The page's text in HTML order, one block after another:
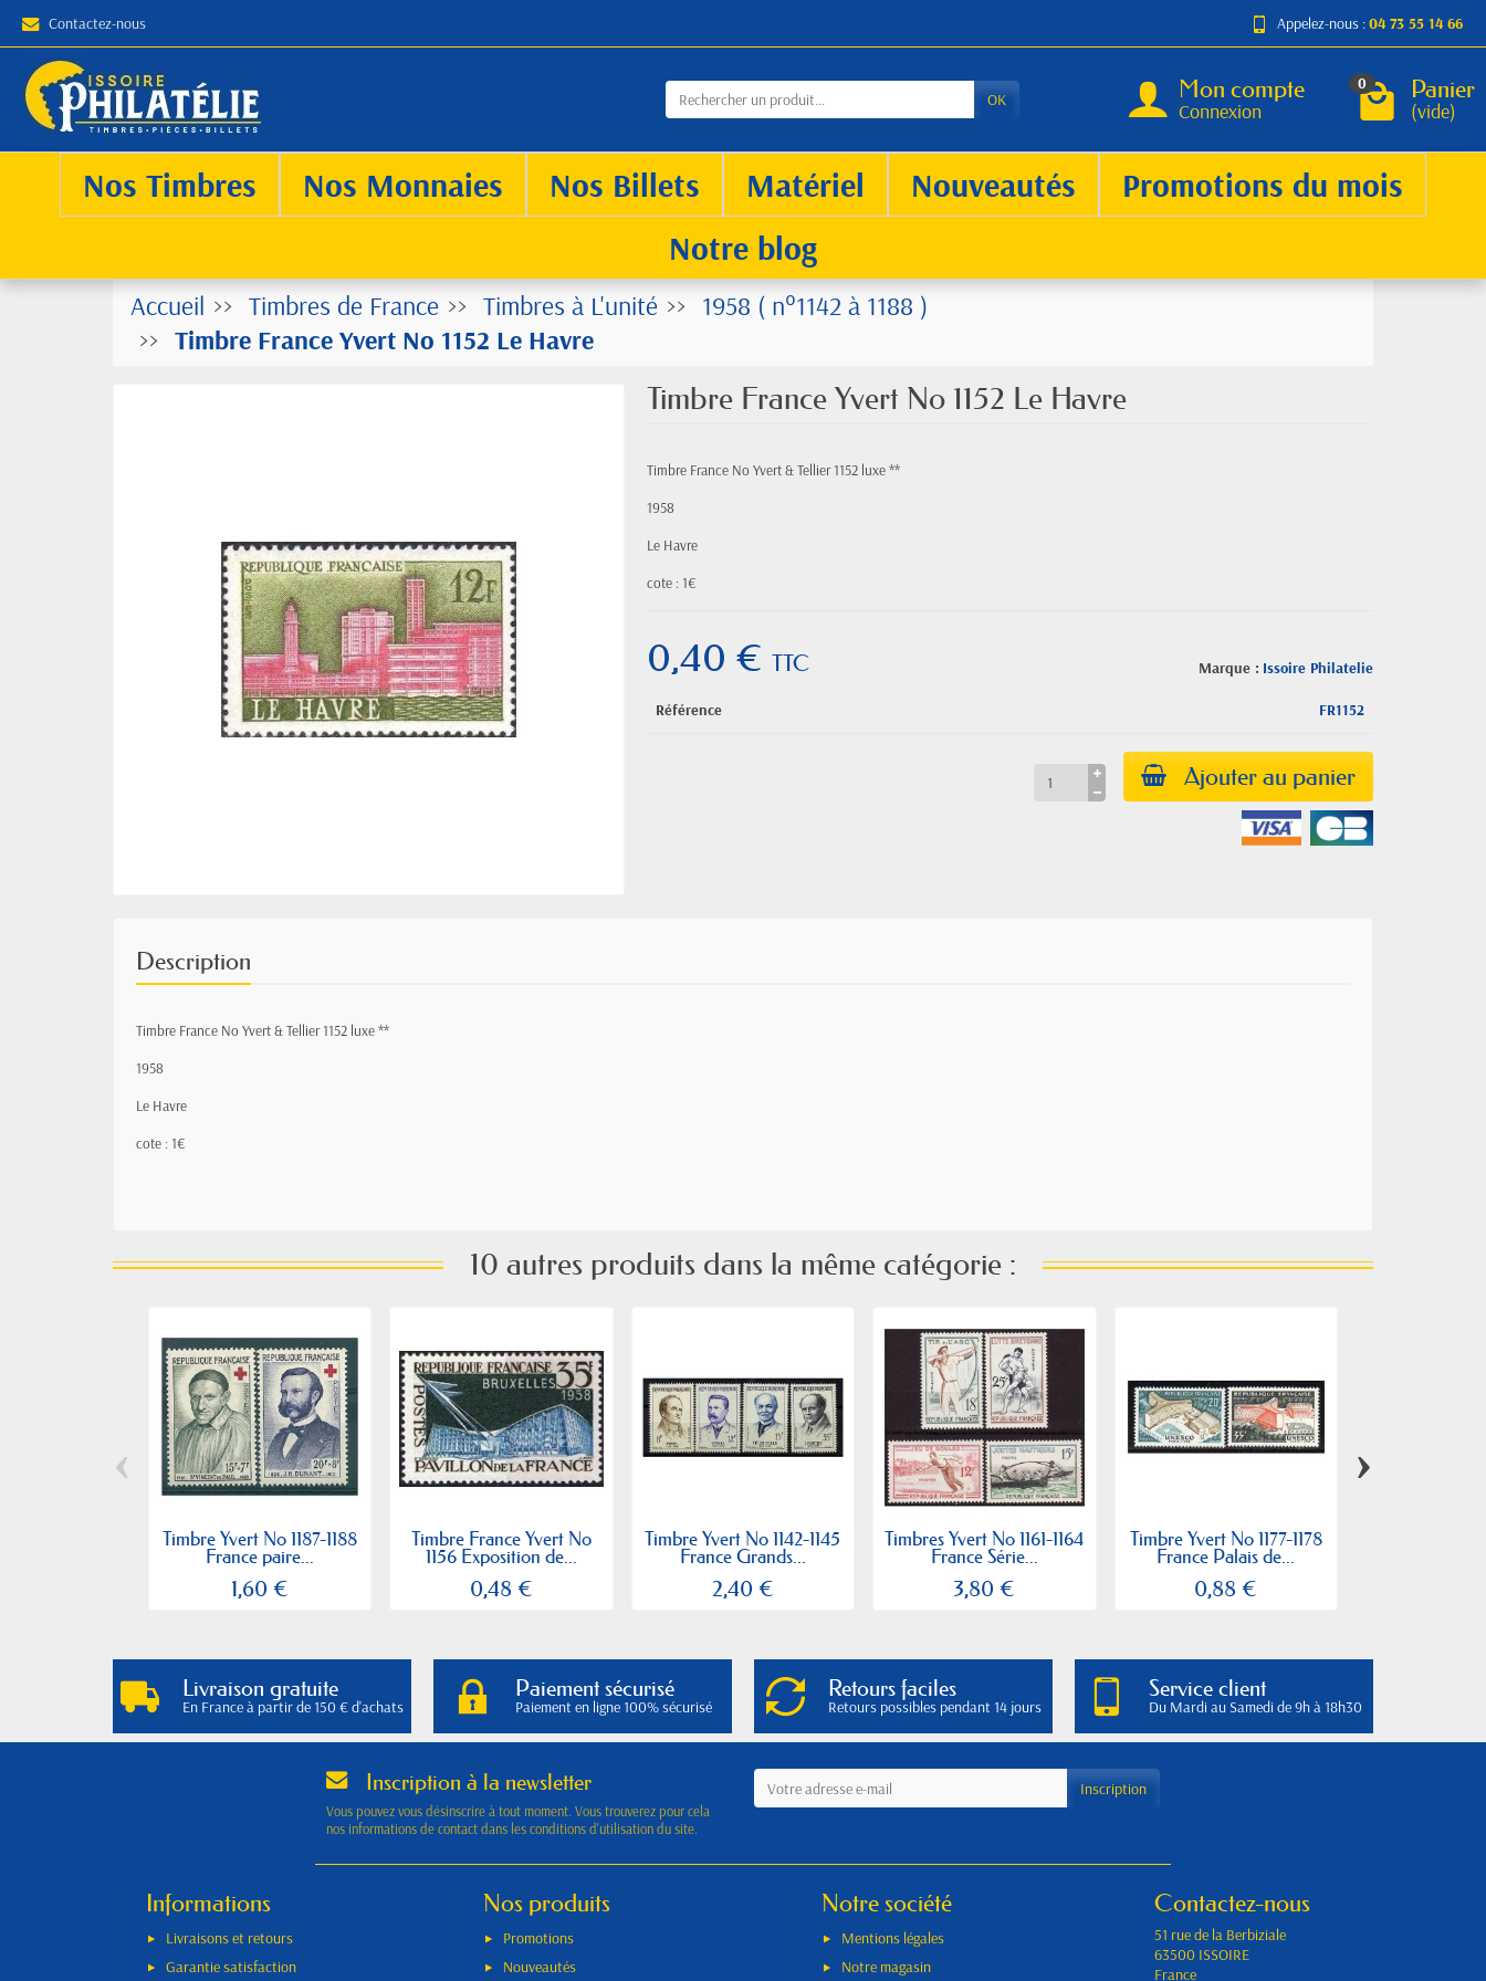
Contactez-nous Appelez-nous :04 73 55 14 66
OK Mon compte
Connexion
0 Panier
(vide)
Nos Timbres Nos Monnaies Nos Billets Matériel Nouveautés
Promotions du mois
Notre blog
Accueil Timbres de France Timbres à L'unité
1958 ( n°1142 à 1188 )
Timbre France Yvert No 1152 Le Havre
Timbre France Yvert No 1152 Le Havre
Timbre France No Yvert & Tellier 1152 luxe **
1958
Le Havre
cote : 1€
Marque : Issoire Philatelie
0,40 €TTC
Référence FR1152
Ajouter au panier
Description
Timbre France No Yvert & Tellier 1152 luxe **
1958
Le Havre
cote : 1€
10 autres produits dans la même catégorie :
Timbre Yvert No 1187-1188
France paire...
1,60 €
Timbre France Yvert No
1156 Exposition de...
0,48 €
Timbre Yvert No 1142-1145
France Grands...
2,40 €
Timbres Yvert No 1161-1164
France Série...
3,80 €
Timbre Yvert No 1177-1178
France Palais de...
0,88 €
‹ ›
Livraison gratuite
En France à partir de 150 € d'achats
Paiement sécurisé
Paiement en ligne 100% sécurisé
Retours faciles
Retours possibles pendant 14 jours
Service client
Du Mardi au Samedi de 9h à 18h30
Inscription à la newsletter
Vous pouvez vous désinscrire à tout moment. Vous trouverez pour cela
nos informations de contact dans les conditions d'utilisation du site.
Informations
Livraisons et retours
Garantie satisfaction
Nos produits
Promotions
Nouveautés
Notre société
Mentions légales
Notre magasin
Contactez-nous
51 rue de la Berbiziale
63500 ISSOIRE
France